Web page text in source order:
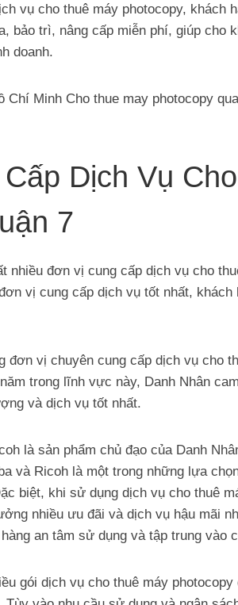
vụ cho thuê máy photocopy, khách
bảo trì, nâng cấp miễn phí, giúp cho
doanh.
Dịch Vụ
7
nhiều đơn vị cung cấp dịch vụ cho
vị cung cấp dịch vụ tốt nhất, khách
đơn vị chuyên cung cấp dịch vụ cho
trong lĩnh vực này, Danh Nhân
và dịch vụ tốt nhất.
là sản phẩm chủ đạo của Danh
và Ricoh là một trong những lựa
biệt, khi sử dụng dịch vụ cho thuê
nhiều ưu đãi và dịch vụ hậu mãi
an tâm sử dụng và tập trung vào
gói dịch vụ cho thuê máy